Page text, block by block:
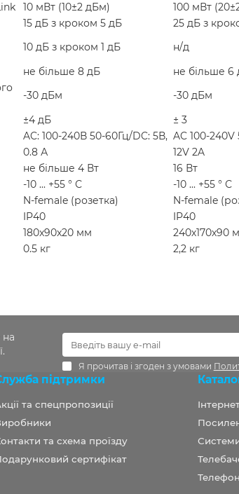
10 мВт (10±2 дБм) 100 мВт
15 дБ з кроком 5 дБ 25 дБ з
10 дБ з кроком 1 дБ н/д
не більше 8 дБ не більше 6
-30 дБм -30 дБм
±4 дБ ± 3
AC: 100-240В 50-60Гц/DC: 5В,
0.8 А
AC 100-
12V 2A
не більше 4 Вт 16 Вт
-10 ... +55 ° С -10 ... +55 ° С
N-female (розетка) N-female
IP40 IP40
180x90x20 мм 240х170х90
0.5 кг 2,2 кг
на
Я прочитав і згоден з умовами
підтримки
та спецпропозиції
та схема проїзду
сертифікат